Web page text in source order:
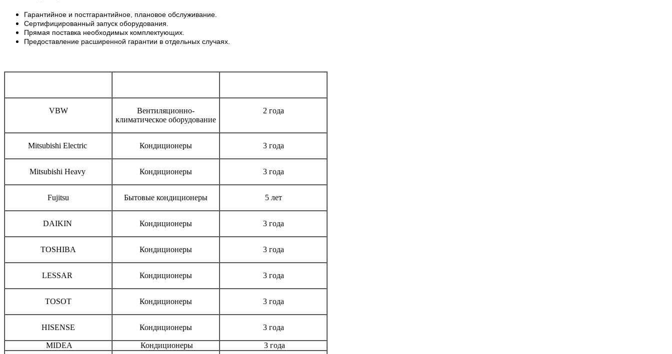
Гарантийное и постгарантийное, плановое обслуживание.
Сертифицированный запуск оборудования.
Прямая поставка необходимых комплектующих.
Предоставление расширенной гарантии в отдельных случаях.
VBW
Вентиляционно-
климатическое оборудование
2 года
Mitsubishi Electric Кондиционеры 3 года
Mitsubishi Heavy Кондиционеры 3 года
Fujitsu Бытовые кондиционеры 5 лет
DAIKIN Кондиционеры 3 года
TOSHIBA Кондиционеры 3 года
LESSAR Кондиционеры 3 года
TOSOT Кондиционеры 3 года
HISENSE Кондиционеры 3 года
MIDEA Кондиционеры 3 года